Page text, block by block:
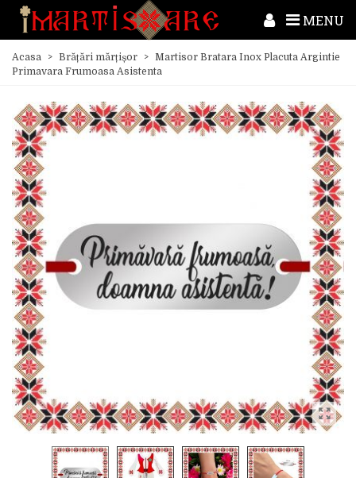
MENU
Acasa > Brățări mărțișor > Martisor Bratara Inox Placuta Argintie
Primavara Frumoasa Asistenta